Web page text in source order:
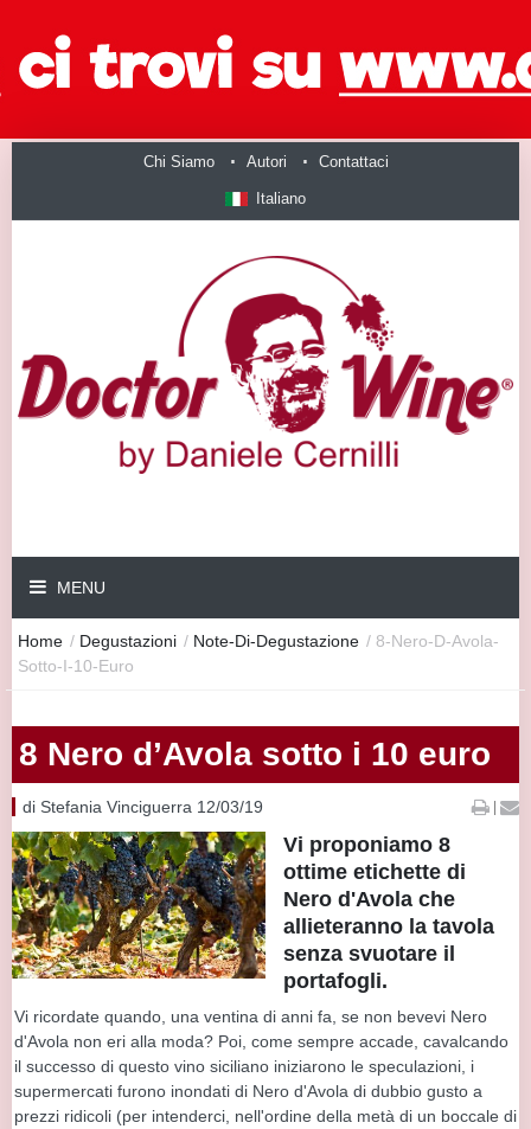
Chi Siamo Autori Contattaci
Italiano
MENU
Home / Degustazioni / Note-Di-Degustazione / 8-Nero-D-Avola-
Sotto-I-10-Euro
8 Nero d’Avola sotto i 10 euro
di Stefania Vinciguerra 12/03/19 |
Vi proponiamo 8
ottime etichette di
Nero d'Avola che
allieteranno la tavola
senza svuotare il
portafogli.
Vi ricordate quando, una ventina di anni fa, se non bevevi Nero
d'Avola non eri alla moda? Poi, come sempre accade, cavalcando
il successo di questo vino siciliano iniziarono le speculazioni, i
supermercati furono inondati di Nero d'Avola di dubbio gusto a
prezzi ridicoli (per intenderci, nell'ordine della metà di un boccale di